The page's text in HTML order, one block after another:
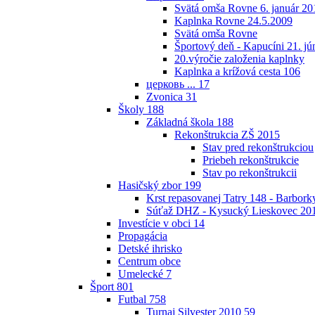
Svätá omša Rovne 6. január
Kaplnka Rovne 24.5.2009
Svätá omša Rovne
Športový deň - Kapucíni 21.
20.výročie založenia kaplnky
Kaplnka a krížová cesta 106
церковь ... 17
Zvonica 31
Školy 188
Základná škola 188
Rekonštrukcia ZŠ 2015
Stav pred rekonštrukciou
Priebeh rekonštrukcie
Stav po rekonštrukcii
Hasičský zbor 199
Krst repasovanej Tatry 148 -
Súťaž DHZ - Kysucký Lieskovec
Investície v obci 14
Propagácia
Detské ihrisko
Centrum obce
Umelecké 7
Šport 801
Futbal 758
Turnaj Silvester 2010 59